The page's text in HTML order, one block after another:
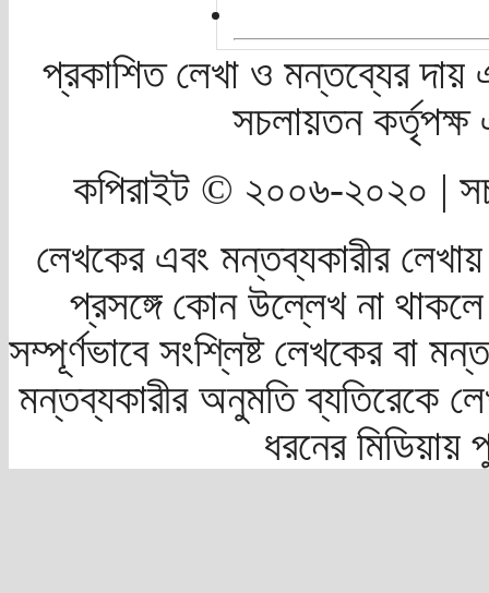
প্রকাশিত লেখা ও মন্তব্যের দায়
সচলায়তন
কপিরাইট © ২০০৬-২০২০ |
লেখকের এবং মন্তব্যকারীর
প্রসঙ্গে কোন উল্লেখ না
সম্পূর্ণভাবে সংশ্লিষ্ট লেখকের বা
মন্তব্যকারীর অনুমতি ব্যতিরেকে
ধরনের মিডিয়ায়